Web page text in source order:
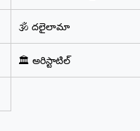
🕉️ దలైలామా
🏛️ అరిస్టాటిల్